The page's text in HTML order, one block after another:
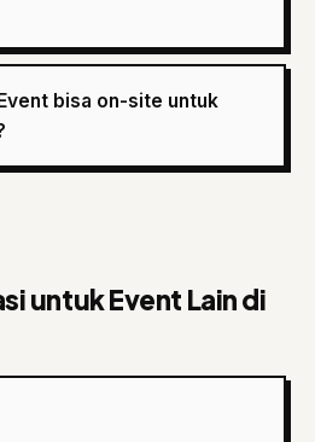
bisa on-site untuk
untuk Event Lain di